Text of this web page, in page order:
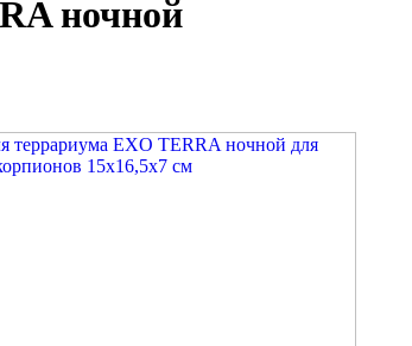
ночной